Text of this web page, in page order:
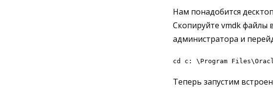
Нам понадобится
Скопируйте vmdk файлы
администратора и
cd c: \Program
Теперь запустим